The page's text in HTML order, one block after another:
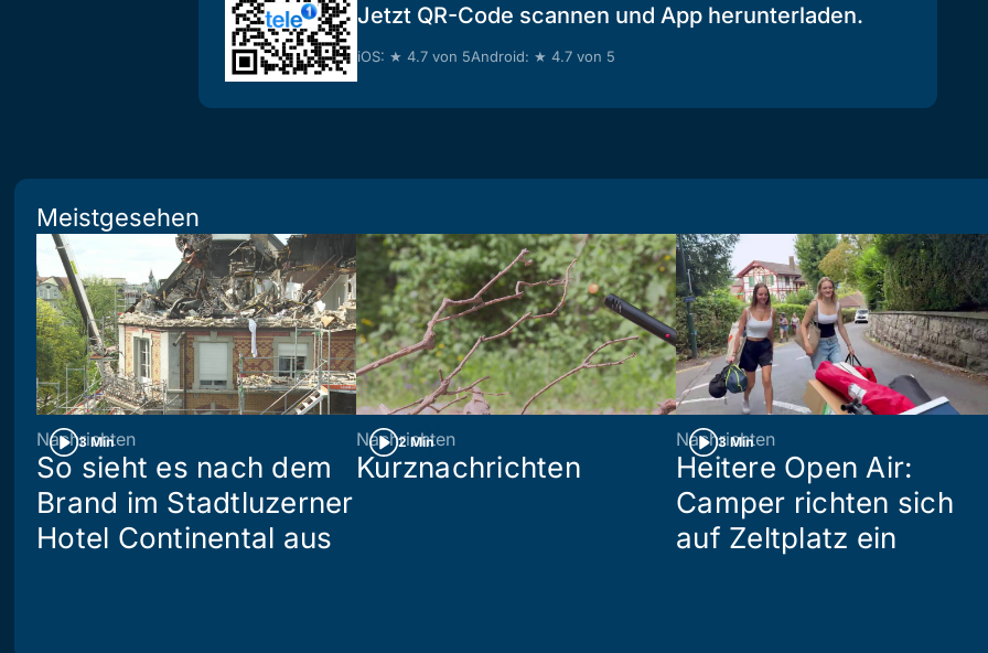
Jetzt QR-Code scannen und App herunterladen.
iOS: ★ 4.7 von 5Android: ★ 4.7 von 5
Meistgesehen
3 Min
Nachrichten
So sieht es nach dem
Brand im Stadtluzerner
Hotel Continental aus
2 Min
Nachrichten
Kurznachrichten
3 Min
Nachrichten
Heitere Open Air:
Camper richten sich
auf Zeltplatz ein